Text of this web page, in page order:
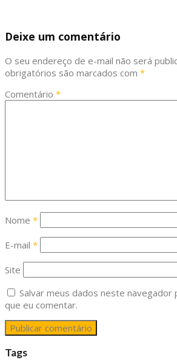
Deixe um comentário
O seu endereço de e-mail não será
obrigatórios são marcados com *
Comentário *
Nome *
E-mail *
Site
Salvar meus dados neste navegador
que eu comentar.
Tags